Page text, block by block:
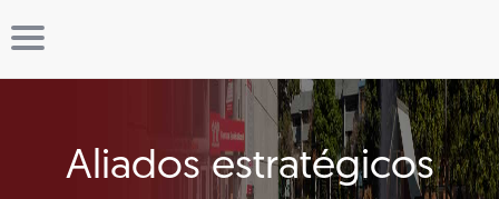
Aliados estratégicos